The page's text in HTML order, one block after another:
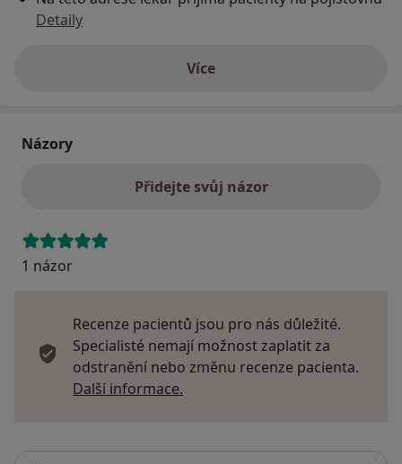
Detaily
Víceo adrese
Názory
Přidejte svůj názor
1 názor
Recenze pacientů jsou pro nás důležité.
Specialisté nemají možnost zaplatit za
odstranění nebo změnu recenze pacienta.
Další informace.